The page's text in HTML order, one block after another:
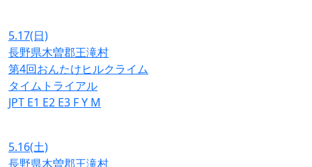
5.17(日)
長野県木曽郡王滝村
第4回おんたけヒルクライム
タイムトライアル
JPT E1 E2 E3 FY M
5.16(土)
長野県木曽郡王滝村